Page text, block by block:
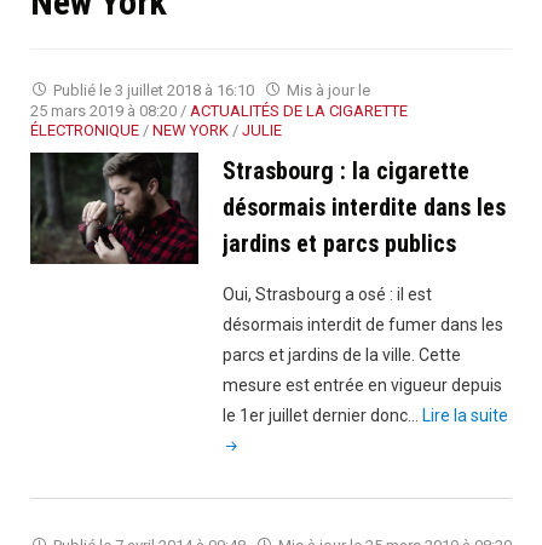
Publié le 3 juillet 2018 à 16:10
Mis à jour le
25 mars 2019 à 08:20 / ACTUALITÉS DE LA CIGARETTE
ÉLECTRONIQUE / NEW YORK / JULIE
Strasbourg : la cigarette
désormais interdite dans les
jardins et parcs publics
Oui, Strasbourg a osé : il est
désormais interdit de fumer dans les
parcs et jardins de la ville. Cette
mesure est entrée en vigueur depuis
le 1er juillet dernier donc…
Lire la suite